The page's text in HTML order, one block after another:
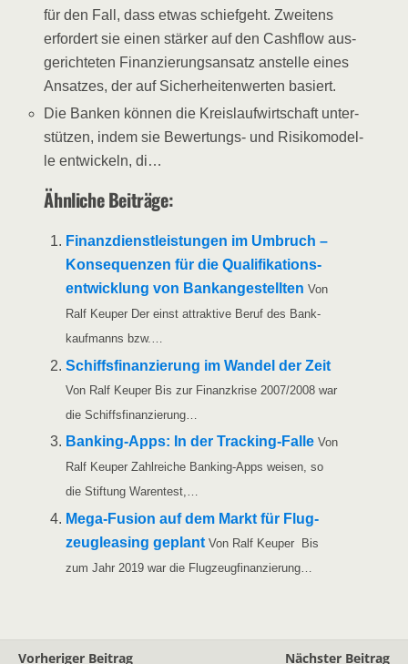
für den Fall, dass etwas schief­geht. Zwei­tens
erfor­dert sie einen stär­ker auf den Cash­flow aus­
ge­rich­te­ten Finan­zie­rungs­an­satz anstel­le eines
Ansat­zes, der auf Sicher­hei­ten­wer­ten basiert.
Die Ban­ken kön­nen die Kreis­lauf­wirt­schaft unter­
stüt­zen, indem sie Bewer­tungs- und Risi­ko­mo­del­
le ent­wi­ckeln, di…
Ähn­li­che Beiträge:
Finanz­dienst­leis­tun­gen im Umbruch –
Kon­se­quen­zen für die Qua­li­fi­ka­ti­ons­
ent­wick­lung von Bank­an­ge­stell­ten Von
Ralf Keu­per Der einst attrak­ti­ve Beruf des Bank­
kauf­manns bzw.…
Schiffs­fi­nan­zie­rung im Wan­del der Zeit
Von Ralf Keu­per Bis zur Finanz­kri­se 2007/​​2008 war
die Schiffsfinanzierung…
Ban­king-Apps: In der Track­ing-Fal­le Von
Ralf Keu­per Zahl­rei­che Ban­king-Apps wei­sen, so
die Stif­tung Warentest,…
Mega-Fusi­on auf dem Markt für Flug­
zeug­lea­sing geplant Von Ralf Keu­per Bis
zum Jahr 2019 war die Flugzeugfinanzierung…
Vorheriger Beitrag Nächster Beitrag